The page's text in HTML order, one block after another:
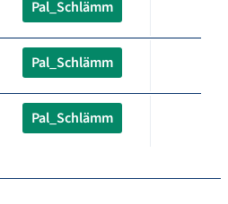
Pal_Schlämm
Pal_Schlämm
Pal_Schlämm